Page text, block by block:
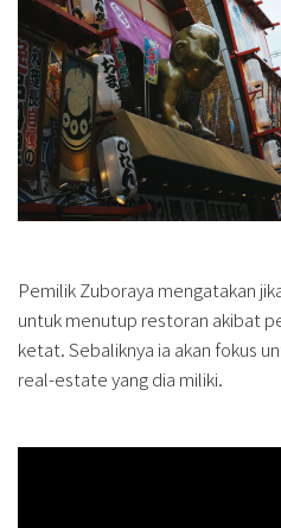
Pemilik Zuboraya mengatakan
untuk menutup restoran akibat
ketat. Sebaliknya ia akan fokus
real-estate yang dia miliki.